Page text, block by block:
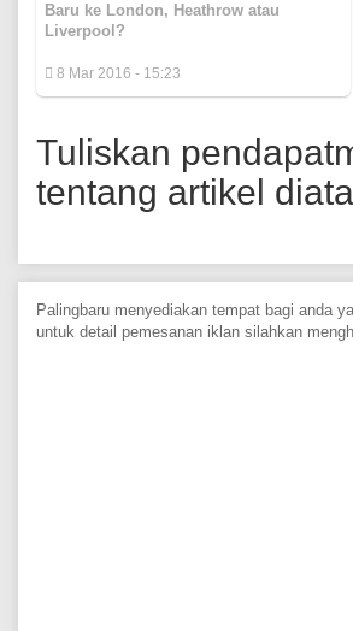
Baru ke London, Heathrow atau
Liverpool?
8 Mar 2016 - 15:23
Tuliskan
tentang artikel
Palingbaru menyediakan tempat bagi anda
untuk detail pemesanan iklan silahkan